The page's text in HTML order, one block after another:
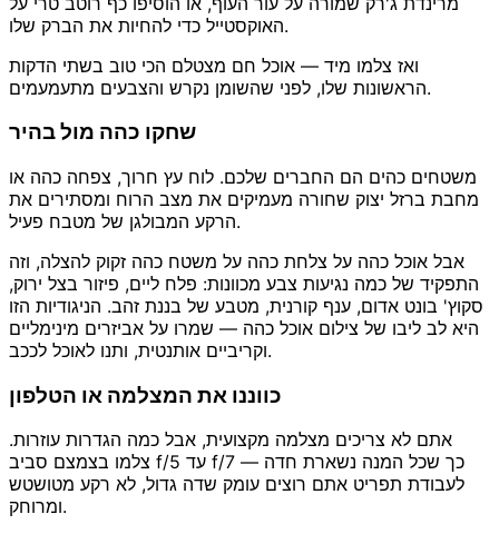
האוקסטייל כדי להחיות את הברק שלו.
ואז צלמו מיד — אוכל חם מצטלם הכי טוב בשתי הדקות
הראשונות שלו, לפני שהשומן נקרש והצבעים מתעמעמים.
שחקו כהה מול בהיר
משטחים כהים הם החברים שלכם. לוח עץ חרוך, צפחה כהה או
מחבת ברזל יצוק שחורה מעמיקים את מצב הרוח ומסתירים את
הרקע המבולגן של מטבח פעיל.
אבל אוכל כהה על צלחת כהה על משטח כהה זקוק להצלה, וזה
התפקיד של כמה נגיעות צבע מכוונות: פלח ליים, פיזור בצל ירוק,
סקוץ' בונט אדום, ענף קורנית, מטבע של בננת זהב. הניגודיות הזו
היא לב ליבו של צילום אוכל כהה — שמרו על אביזרים מינימליים
וקריביים אותנטית, ותנו לאוכל לככב.
כווננו את המצלמה או הטלפון
אתם לא צריכים מצלמה מקצועית, אבל כמה הגדרות עוזרות.
צלמו בצמצם סביב f/5 עד f/7 כך שכל המנה נשארת חדה —
לעבודת תפריט אתם רוצים עומק שדה גדול, לא רקע מטושטש
ומרוחק.